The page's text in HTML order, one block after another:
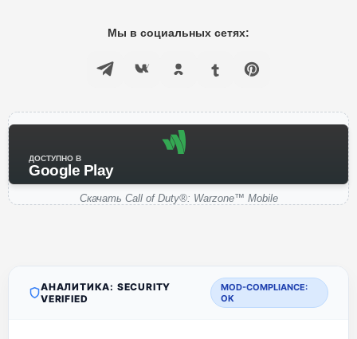
Мы в социальных сетях:
ДОСТУПНО В
Google Play
Скачать Call of Duty®: Warzone™ Mobile
АНАЛИТИКА: SECURITY
VERIFIED
MOD-COMPLIANCE:
OK